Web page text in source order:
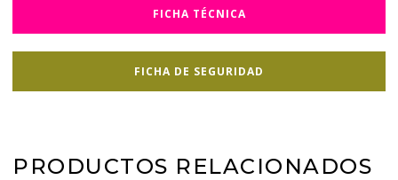
FICHA TÉCNICA
FICHA DE SEGURIDAD
PRODUCTOS RELACIONADOS